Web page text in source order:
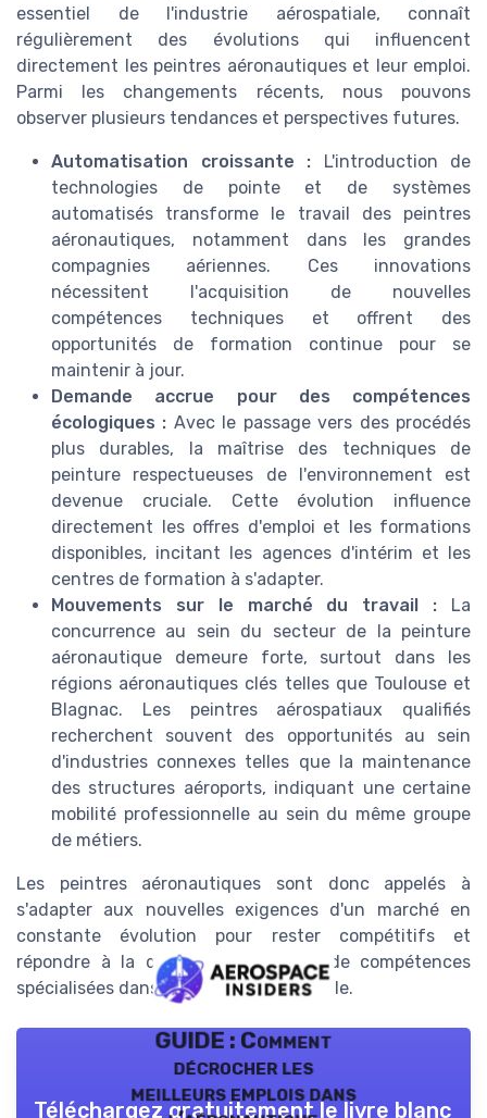
essentiel de l'industrie aérospatiale, connaît
régulièrement des évolutions qui influencent
directement les peintres aéronautiques et leur emploi.
Parmi les changements récents, nous pouvons
observer plusieurs tendances et perspectives futures.
Automatisation croissante : L'introduction de
technologies de pointe et de systèmes
automatisés transforme le travail des peintres
aéronautiques, notamment dans les grandes
compagnies aériennes. Ces innovations
nécessitent l'acquisition de nouvelles
compétences techniques et offrent des
opportunités de formation continue pour se
maintenir à jour.
Demande accrue pour des compétences
écologiques : Avec le passage vers des procédés
plus durables, la maîtrise des techniques de
peinture respectueuses de l'environnement est
devenue cruciale. Cette évolution influence
directement les offres d'emploi et les formations
disponibles, incitant les agences d'intérim et les
centres de formation à s'adapter.
Mouvements sur le marché du travail : La
concurrence au sein du secteur de la peinture
aéronautique demeure forte, surtout dans les
régions aéronautiques clés telles que Toulouse et
Blagnac. Les peintres aérospatiaux qualifiés
recherchent souvent des opportunités au sein
d'industries connexes telles que la maintenance
des structures aéroports, indiquant une certaine
mobilité professionnelle au sein du même groupe
de métiers.
Les peintres aéronautiques sont donc appelés à
s'adapter aux nouvelles exigences d'un marché en
constante évolution pour rester compétitifs et
répondre à la demande croissante de compétences
spécialisées dans l'industrie aérospatiale.
GUIDE : Comment
décrocher les
meilleurs emplois dans
Téléchargez gratuitement le livre blanc